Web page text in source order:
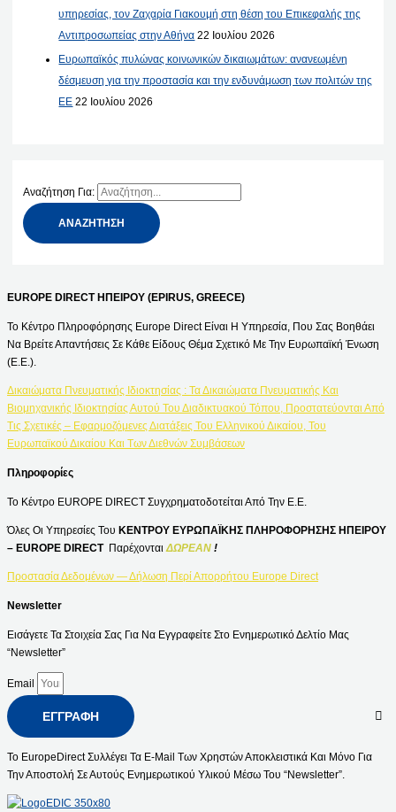
υπηρεσίας, τον Ζαχαρία Γιακουμή στη θέση του Επικεφαλής της
Αντιπροσωπείας στην Αθήνα 22 Ιουλίου 2026
Ευρωπαϊκός πυλώνας κοινωνικών δικαιωμάτων: ανανεωμένη
δέσμευση για την προστασία και την ενδυνάμωση των πολιτών της
ΕΕ 22 Ιουλίου 2026
Αναζήτηση Για:
EUROPE DIRECT ΗΠΕΙΡΟΥ (EPIRUS, GREECE)
Το Κέντρο Πληροφόρησης Europe Direct Είναι Η Υπηρεσία, Που Σας Βοηθάει
Να Βρείτε Απαντήσεις Σε Κάθε Είδους Θέμα Σχετικό Με Την Ευρωπαϊκή Ένωση
(Ε.Ε.).
Δικαιώματα Πνευματικής Ιδιοκτησίας : Τα Δικαιώματα Πνευματικής Και
Βιομηχανικής Ιδιοκτησίας Αυτού Του Διαδικτυακού Τόπου, Προστατεύονται Από
Τις Σχετικές – Εφαρμοζόμενες Διατάξεις Του Ελληνικού Δικαίου, Του
Ευρωπαϊκού Δικαίου Και Των Διεθνών Συμβάσεων
Πληροφορίες
Το Κέντρο EUROPE DIRECT Συγχρηματοδοτείται Από Την Ε.Ε.
Όλες Οι Υπηρεσίες Του ΚΕΝΤΡΟΥ ΕΥΡΩΠΑΪΚΗΣ ΠΛΗΡΟΦΟΡΗΣΗΣ ΗΠΕΙΡΟΥ
– EUROPE DIRECT Παρέχονται ΔΩΡΕΑΝ !
Προστασία Δεδομένων — Δήλωση Περί Απορρήτου Europe Direct
Newsletter
Εισάγετε Τα Στοιχεία Σας Για Να Εγγραφείτε Στο Ενημερωτικό Δελτίο Μας
“Newsletter”
Email
ΕΓΓΡΑΦΉ
Το EuropeDirect Συλλέγει Τα E-Mail Των Χρηστών Αποκλειστικά Και Μόνο Για
Την Αποστολή Σε Αυτούς Ενημερωτικού Υλικού Μέσω Του “Newsletter”.